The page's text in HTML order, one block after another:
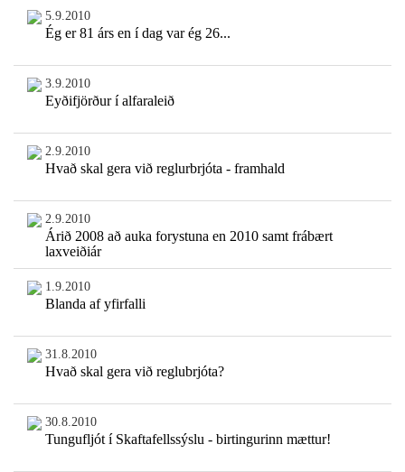
5.9.2010
Ég er 81 árs en í dag var ég 26...
3.9.2010
Eyðifjörður í alfaraleið
2.9.2010
Hvað skal gera við reglurbrjóta - framhald
2.9.2010
Árið 2008 að auka forystuna en 2010 samt frábært
laxveiðiár
1.9.2010
Blanda af yfirfalli
31.8.2010
Hvað skal gera við reglubrjóta?
30.8.2010
Tungufljót í Skaftafellssýslu - birtingurinn mættur!